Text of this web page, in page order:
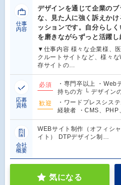
仕事
内容
デザインを通じて企業の
な、見た人に強く訴えか
ッションです。自分らし
を磨きながらずっと活躍し
▼仕事内容 様々な企業様、
クルートサイトなど、様々
存サイトの…
応募
資格
必須
・専門卒以上 ・Web
持ちの方 └ デザイン
歓迎
・ワードプレスシス
経験者 ・CMS、
会社
概要
WEBサイト制作（オフィシ
イト） DTPデザイン制…
気になる